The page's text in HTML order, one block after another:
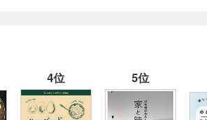
4位 5位